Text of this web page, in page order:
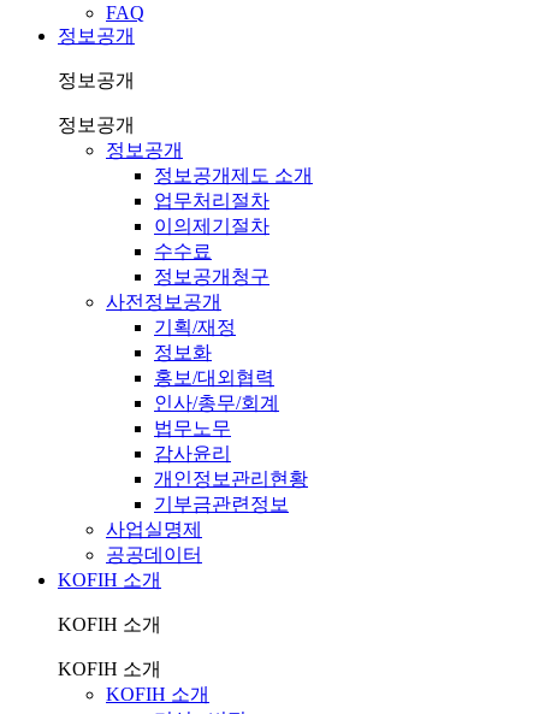
FAQ
정보공개
정보공개
정보공개
정보공개
정보공개제도 소개
업무처리절차
이의제기절차
수수료
정보공개청구
사전정보공개
기획/재정
정보화
홍보/대외협력
인사/총무/회계
법무노무
감사윤리
개인정보관리현황
기부금관련정보
사업실명제
공공데이터
KOFIH 소개
KOFIH 소개
KOFIH 소개
KOFIH 소개